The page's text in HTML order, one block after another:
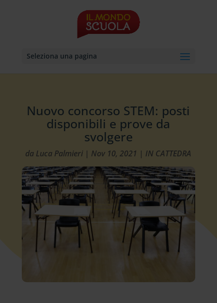
Seleziona una pagina
Nuovo concorso STEM: posti
disponibili e prove da
svolgere
da Luca Palmieri | Nov 10, 2021 | IN CATTEDRA